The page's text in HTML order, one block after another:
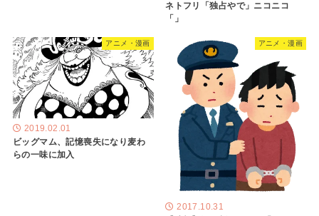
ネトフリ「独占やで」ニコニコ
「」
アニメ・漫画
2019.02.01
ビッグマム、記憶喪失になり麦わ
らの一味に加入
アニメ・漫画
2017.10.31